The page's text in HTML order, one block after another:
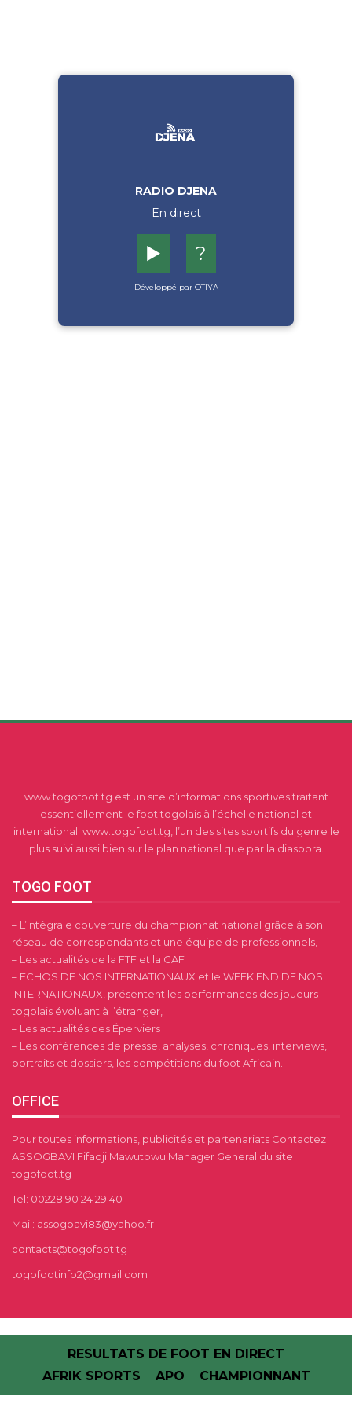
RADIO DJENA
En direct
▶️ ?
Développé par OTIYA
www.togofoot.tg est un site d’informations sportives traitant
essentiellement le foot togolais à l’échelle national et
international. www.togofoot.tg, l’un des sites sportifs du genre le
plus suivi aussi bien sur le plan national que par la diaspora.
TOGO FOOT
– L’intégrale couverture du championnat national grâce à son
réseau de correspondants et une équipe de professionnels,
– Les actualités de la FTF et la CAF
– ECHOS DE NOS INTERNATIONAUX et le WEEK END DE NOS
INTERNATIONAUX, présentent les performances des joueurs
togolais évoluant à l’étranger,
– Les actualités des Éperviers
– Les conférences de presse, analyses, chroniques, interviews,
portraits et dossiers, les compétitions du foot Africain.
OFFICE
Pour toutes informations, publicités et partenariats Contactez
ASSOGBAVI Fifadji Mawutowu Manager General du site
togofoot.tg
Tel: 00228 90 24 29 40
Mail: assogbavi83@yahoo.fr
contacts@togofoot.tg
togofootinfo2@gmail.com
RESULTATS DE FOOT EN DIRECT
AFRIK SPORTS
APO CHAMPIONNANT